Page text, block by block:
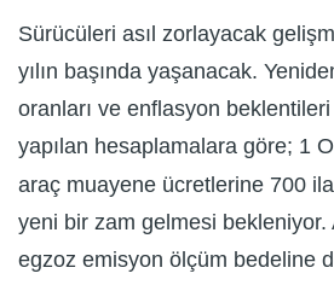
Sürücüleri asıl zorlayacak
yılın başında yaşanacak.
oranları ve enflasyon
yapılan hesaplamalara göre; 1
araç muayene ücretlerine 700
yeni bir zam gelmesi bekleniyor.
egzoz emisyon ölçüm bedeline